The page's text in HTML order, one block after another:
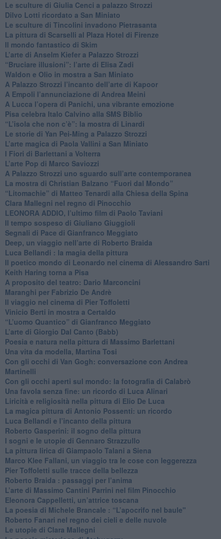
​Le sculture di Giulia Cenci a palazzo Strozzi
​Dilvo Lotti ricordato a San Miniato
​Le sculture di Tincolini invadono Pietrasanta
La pittura di Scarselli al Plaza Hotel di Firenze
​Il mondo fantastico di Skim
​L’arte di Anselm Kiefer a Palazzo Strozzi
​“Bruciare illusioni”: l’arte di Elisa Zadi
​Waldon e Olio in mostra a San Miniato
​A Palazzo Strozzi l’incanto dell’arte di Kapoor
​A Empoli l’annunciazione di Andrea Meini
A Lucca l’opera di Panichi, una vibrante emozione
Pisa celebra Italo Calvino alla SMS Biblio
“L’isola che non c’è”: la mostra di Linardi
​Le storie di Yan Pei-Ming a Palazzo Strozzi
​L’arte magica di Paola Vallini a San Miniato
​I Fiori di Barlettani a Volterra
​L’arte Pop di Marco Saviozzi
​A Palazzo Strozzi uno sguardo sull’arte contemporanea
La mostra di Christian Balzano “Fuori dal Mondo”
​“Litomachie” di Matteo Tenardi alla Chiesa della Spina
​Clara Mallegni nel regno di Pinocchio
​LEONORA ADDIO, l’ultimo film di Paolo Taviani
Il tempo sospeso di Giuliano Giuggioli
Segnali di Pace di Gianfranco Meggiato
​Deep, un viaggio nell’arte di Roberto Braida
​Luca Bellandi : la magia della pittura
​Il poetico mondo di Leonardo nel cinema di Alessandro Sarti
​Keith Haring torna a Pisa
​A proposito del teatro: Dario Marconcini
Maranghi per Fabrizio De Andrè
​Il viaggio nel cinema di Pier Toffoletti
Vinicio Berti in mostra a Certaldo
“L’uomo Quantico” di Gianfranco Meggiato
​L’arte di Giorgio Dal Canto (Babb)
Poesia e natura nella pittura di Massimo Barlettani
Una vita da modella, Martina Tosi
​Con gli occhi di Van Gogh: conversazione con Andrea
Martinelli
​Con gli occhi aperti sul mondo: la fotografia di Calabrò
Una favola senza fine: un ricordo di Luca Alinari
Liricità e religiosità nella pittura di Elio De Luca
La magica pittura di Antonio Possenti: un ricordo
Luca Bellandi e l’incanto della pittura
​Roberto Gasperini: il sogno della pittura
I sogni e le utopie di Gennaro Strazzullo
La pittura lirica di Giampaolo Talani a Siena
​Marco Klee Fallani, un viaggio tra le cose con leggerezza
​Pier Toffoletti sulle tracce della bellezza
​Roberto Braida : passaggi per l’anima
​L’arte di Massimo Cantini Parrini nel film Pinocchio
Eleonora Cappelletti, un’attrice toscana
​La poesia di Michele Brancale : “L’apocrifo nel baule"
Roberto Fanari nel regno dei cieli e delle nuvole
Le utopie di Clara Mallegni